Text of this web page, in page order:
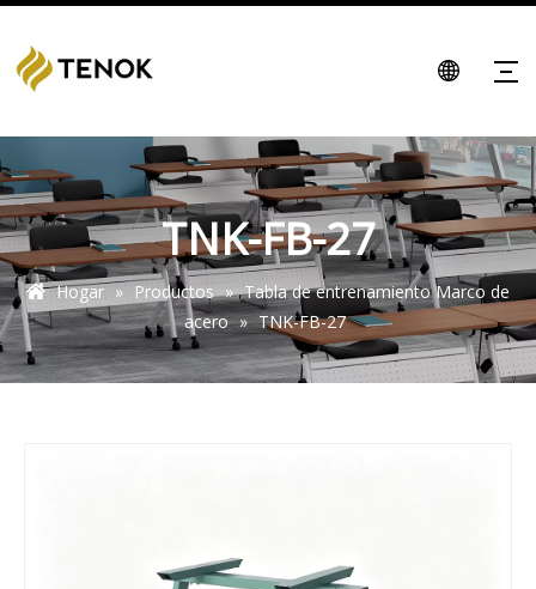
TNK-FB-27
Hogar » Productos » Tabla de entrenamiento Marco de
acero » TNK-FB-27